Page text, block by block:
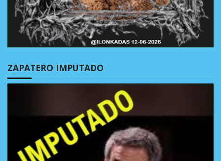
ZAPATERO IMPUTADO